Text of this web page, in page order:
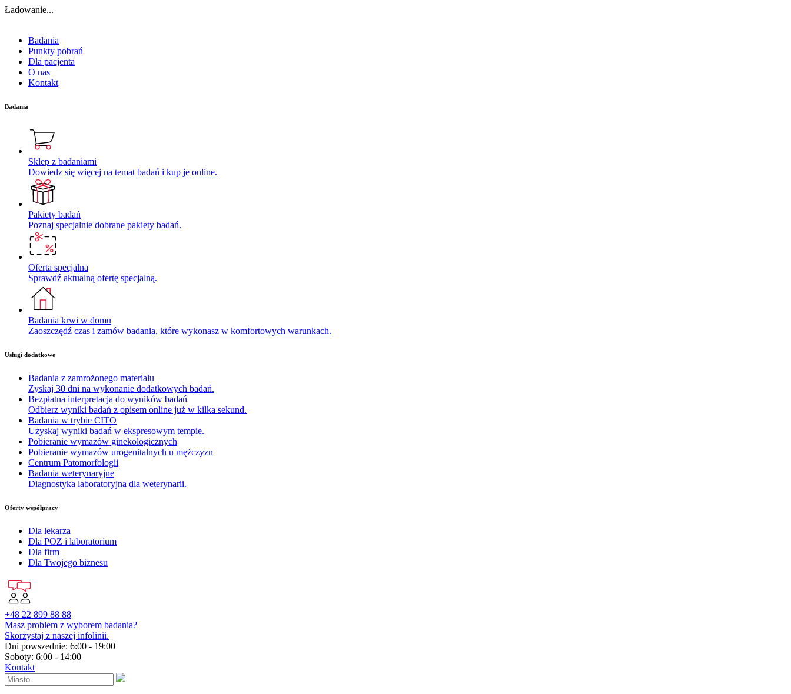
Ładowanie...
Badania
Punkty pobrań
Dla pacjenta
O nas
Kontakt
Badania
Sklep z badaniami
Dowiedz się więcej na temat badań i kup je online.
Pakiety badań
Poznaj specjalnie dobrane pakiety badań.
Oferta specjalna
Sprawdź aktualną ofertę specjalną.
Badania krwi w domu
Zaoszczędź czas i zamów badania, które wykonasz w komfortowych warunkach.
Usługi dodatkowe
Badania z zamrożonego materiału
Zyskaj 30 dni na wykonanie dodatkowych badań.
Bezpłatna interpretacja do wyników badań
Odbierz wyniki badań z opisem online już w kilka sekund.
Badania w trybie CITO
Uzyskaj wyniki badań w ekspresowym tempie.
Pobieranie wymazów ginekologicznych
Pobieranie wymazów urogenitalnych u mężczyzn
Centrum Patomorfologii
Badania weterynaryjne
Diagnostyka laboratoryjna dla weterynarii.
Oferty współpracy
Dla lekarza
Dla POZ i laboratorium
Dla firm
Dla Twojego biznesu
+48 22 899 88 88
Masz problem z wyborem badania?
Skorzystaj z naszej infolinii.
Dni powszednie: 6:00 - 19:00
Soboty: 6:00 - 14:00
Kontakt